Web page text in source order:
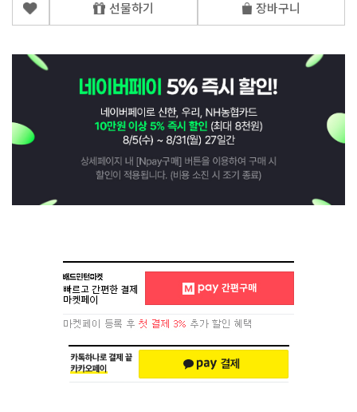
선물하기 장바구니